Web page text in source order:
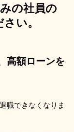
の社員の
い。
高額ローンを
職できなくなりま